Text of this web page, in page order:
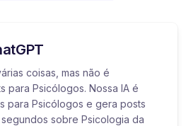
coisas, mas não é
para Psicólogos. Nossa IA é
para Psicólogos e gera posts
sobre Psicologia da